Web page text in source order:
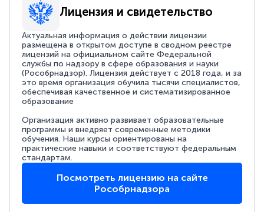
Лицензия и свидетельство
Актуальная информация о действии лицензии
размещена в открытом доступе в сводном реестре
лицензий на официальном сайте Федеральной
службы по надзору в сфере образования и науки
(Рособрнадзор). Лицензия действует с 2018 года, и за
это время организация обучила тысячи специалистов,
обеспечивая качественное и систематизированное
образование
Организация активно развивает образовательные
программы и внедряет современные методики
обучения. Наши курсы ориентированы на
практические навыки и соответствуют федеральным
стандартам.
Посмотреть лицензию на сайте
Рособрнадзора